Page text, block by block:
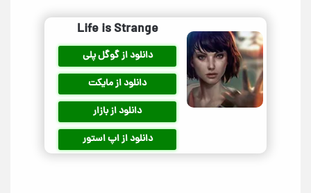
Life is Strange‏
دانلود از گوگل پلی
دانلود از مایکت
دانلود از بازار
دانلود از اپ استور